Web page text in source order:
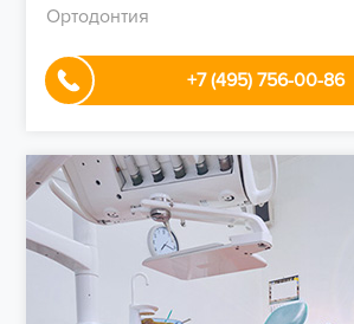
Ортодонтия
+7 (495) 756-00-86